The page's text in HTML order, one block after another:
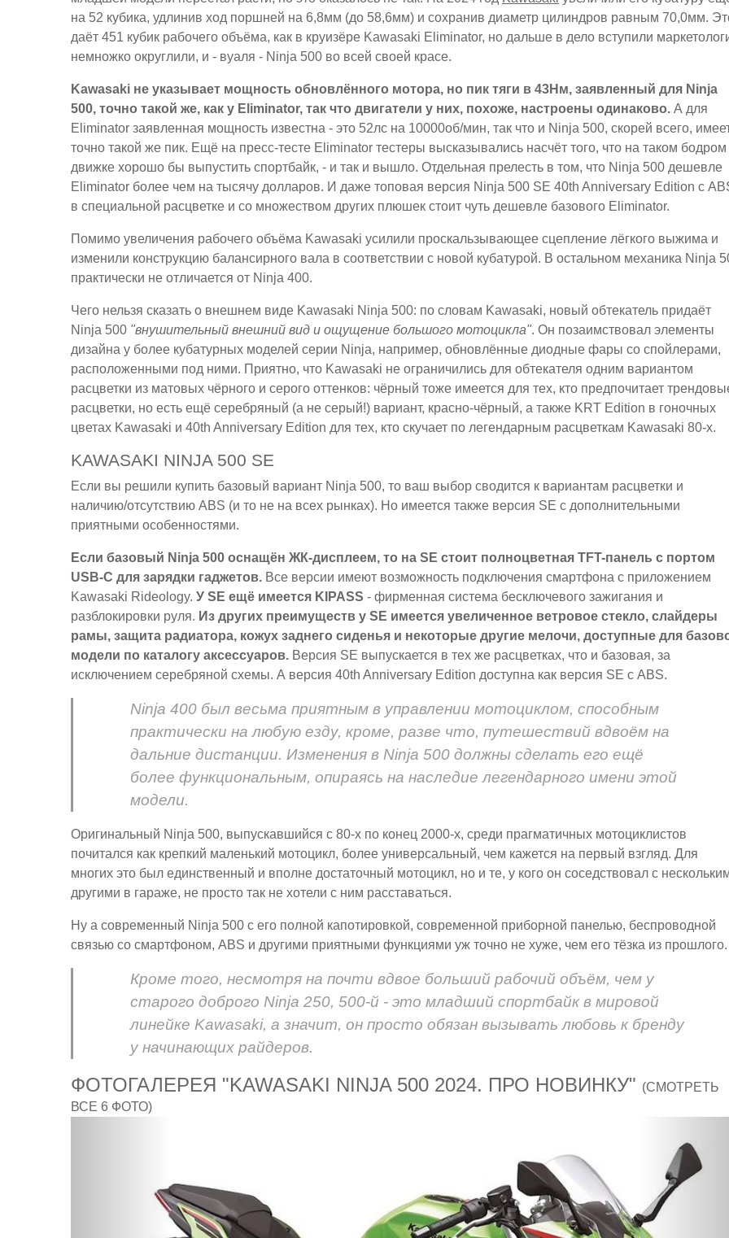
на 52 кубика, удлинив ход поршней на 6,8мм (до 58,6мм) и сохранив диаметр цилиндров равным 70,0мм.
даёт 451 кубик рабочего объёма, как в круизёре Kawasaki Eliminator, но дальше в дело вступили
немножко округлили, и - вуаля - Ninja 500 во всей своей красе.
Kawasaki не указывает мощность обновлённого мотора, но пик тяги в 43Нм, заявленный для Ninja
500, точно такой же, как у Eliminator, так что двигатели у них, похоже, настроены одинаково. А для
Eliminator заявленная мощность известна - это 52лс на 10000об/мин, так что и Ninja 500, скорей всего,
точно такой же пик. Ещё на пресс-тесте Eliminator тестеры высказывались насчёт того, что на таком бодром
движке хорошо бы выпустить спортбайк, - и так и вышло. Отдельная прелесть в том, что Ninja 500 дешевле
Eliminator более чем на тысячу долларов. И даже топовая версия Ninja 500 SE 40th Anniversary Edition с
в специальной расцветке и со множеством других плюшек стоит чуть дешевле базового Eliminator.
Помимо увеличения рабочего объёма Kawasaki усилили проскальзывающее сцепление лёгкого выжима и
изменили конструкцию балансирного вала в соответствии с новой кубатурой. В остальном механика Ninja
практически не отличается от Ninja 400.
Чего нельзя сказать о внешнем виде Kawasaki Ninja 500: по словам Kawasaki, новый обтекатель придаёт
Ninja 500 "внушительный внешний вид и ощущение большого мотоцикла". Он позаимствовал элементы
дизайна у более кубатурных моделей серии Ninja, например, обновлённые диодные фары со спойлерами,
расположенными под ними. Приятно, что Kawasaki не ограничились для обтекателя одним вариантом
расцветки из матовых чёрного и серого оттенков: чёрный тоже имеется для тех, кто предпочитает
расцветки, но есть ещё серебряный (а не серый!) вариант, красно-чёрный, а также KRT Edition в гоночных
цветах Kawasaki и 40th Anniversary Edition для тех, кто скучает по легендарным расцветкам Kawasaki 80-х.
KAWASAKI NINJA 500 SE
Если вы решили купить базовый вариант Ninja 500, то ваш выбор сводится к вариантам расцветки и
наличию/отсутствию ABS (и то не на всех рынках). Но имеется также версия SE с дополнительными
приятными особенностями.
Если базовый Ninja 500 оснащён ЖК-дисплеем, то на SE стоит полноцветная TFT-панель с портом
USB-C для зарядки гаджетов. Все версии имеют возможность подключения смартфона с приложением
Kawasaki Rideology. У SE ещё имеется KIPASS - фирменная система бесключевого зажигания и
разблокировки руля. Из других преимуществ у SE имеется увеличенное ветровое стекло, слайдеры
рамы, защита радиатора, кожух заднего сиденья и некоторые другие мелочи, доступные для
модели по каталогу аксессуаров. Версия SE выпускается в тех же расцветках, что и базовая, за
исключением серебряной схемы. А версия 40th Anniversary Edition доступна как версия SE с ABS.
Ninja 400 был весьма приятным в управлении мотоциклом, способным
практически на любую езду, кроме, разве что, путешествий вдвоём на
дальние дистанции. Изменения в Ninja 500 должны сделать его ещё
более функциональным, опираясь на наследие легендарного имени этой
модели.
Оригинальный Ninja 500, выпускавшийся с 80-х по конец 2000-х, среди прагматичных мотоциклистов
почитался как крепкий маленький мотоцикл, более универсальный, чем кажется на первый взгляд. Для
многих это был единственный и вполне достаточный мотоцикл, но и те, у кого он соседствовал с
другими в гараже, не просто так не хотели с ним расставаться.
Ну а современный Ninja 500 с его полной капотировкой, современной приборной панелью, беспроводной
связью со смартфоном, ABS и другими приятными функциями уж точно не хуже, чем его тёзка из прошлого.
Кроме того, несмотря на почти вдвое больший рабочий объём, чем у
старого доброго Ninja 250, 500-й - это младший спортбайк в мировой
линейке Kawasaki, а значит, он просто обязан вызывать любовь к бренду
у начинающих райдеров.
ФОТОГАЛЕРЕЯ "KAWASAKI NINJA 500 2024. ПРО НОВИНКУ" (СМОТРЕТЬ
ВСЕ 6 ФОТО)